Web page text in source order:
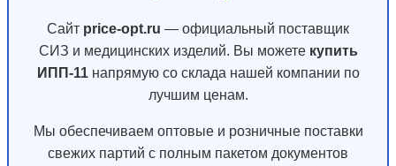
Сайт price-opt.ru — официальный поставщик
СИЗ и медицинских изделий. Вы можете купить
ИПП-11напрямую со склада нашей компании по
лучшим ценам.
Мы обеспечиваем оптовые и розничные поставки
свежих партий с полным пакетом документов